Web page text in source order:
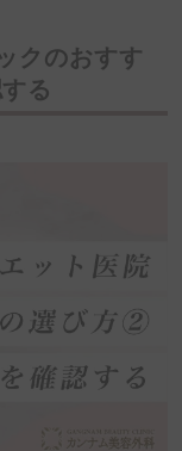
クのおすす
る